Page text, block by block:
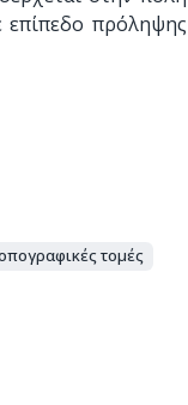
επίπεδο πρόληψης
τομές